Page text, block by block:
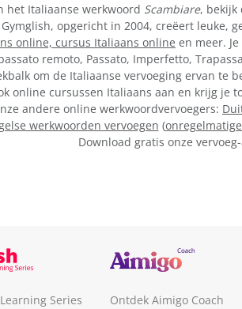
het Italiaanse werkwoord Scambiare, bekijk
opgericht in 2004, creëert leuke,
online, cursus Italiaans online en meer.
remoto, Passato, Imperfetto,
om de Italiaanse vervoeging ervan te
online cursussen Italiaans aan en krijg je
andere online werkwoordvervoegers:
werkwoorden vervoegen (
Download gratis onze
Series
Ontdek Aimigo Coach